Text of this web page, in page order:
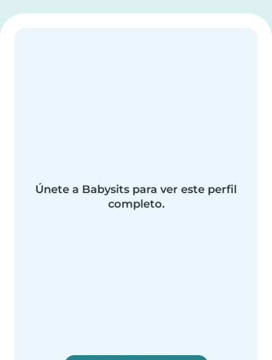
Únete a Babysits para ver este perfil
completo.